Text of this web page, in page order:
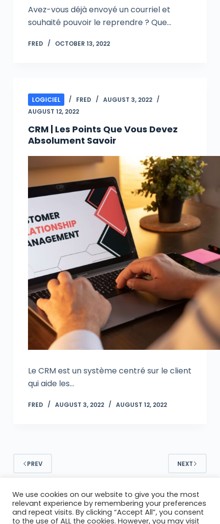
Avez-vous déjà envoyé un courriel et
souhaité pouvoir le reprendre ? Que…
FRED OCTOBER 13, 2022
LOGICIEL FRED
AUGUST 3, 2022
AUGUST 12, 2022
CRM | Les Points Que Vous Devez
Absolument Savoir
Le CRM est un système centré sur le client
qui aide les…
FRED AUGUST 3, 2022 AUGUST 12, 2022
PREV NEXT
Copyright © 2026 - by Nomade du web
We use cookies on our website to give you the most
relevant experience by remembering your preferences
and repeat visits. By clicking “Accept All”, you consent
to the use of ALL the cookies. However, you may visit